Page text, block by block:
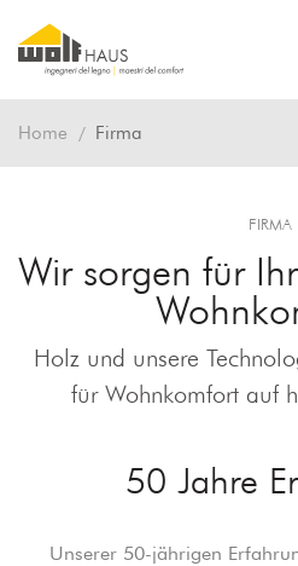
Home Firma
FIRMA
Wir sorgen für
Holz und unsere
für Wohnkomfort auf
50 Jahre
Unserer 50-jährigen